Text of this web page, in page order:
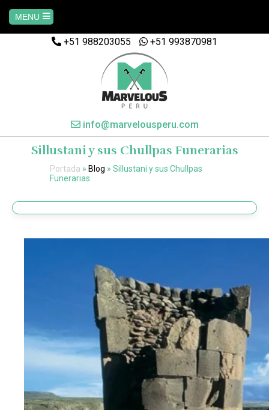
MENU
Home
MACHUPICCHU
Blog
Contactanos
+51 988203055 +51 993870981
info@marvelousperu.com
Sillustani y sus Chullpas Funerarias
Portada » Blog » Sillustani y sus Chullpas
Funerarias